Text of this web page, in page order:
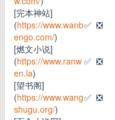
[完本神站]
(https://www.wanb
engo.com/)
✅ ❎
[燃文小说]
(https://www.ranw
en.la)
✅ ❎
[望书阁]
(https://www.wang
shugu.org/)
✅ ❎